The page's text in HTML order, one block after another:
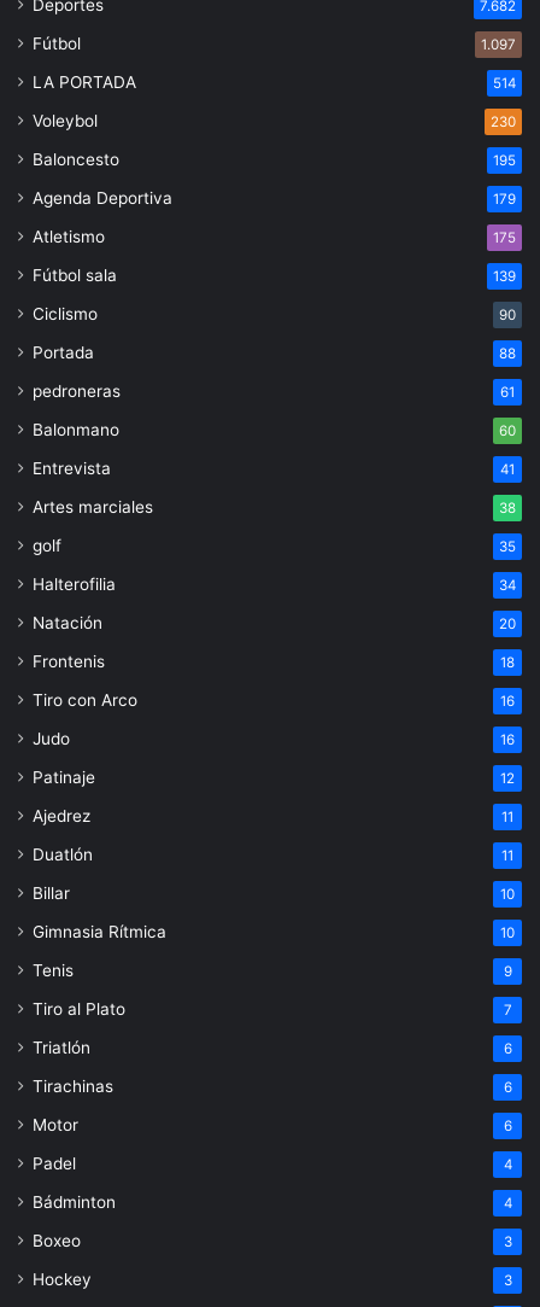
Deportes 7.682
Fútbol 1.097
LA PORTADA 514
Voleybol 230
Baloncesto 195
Agenda Deportiva 179
Atletismo 175
Fútbol sala 139
Ciclismo 90
Portada 88
pedroneras 61
Balonmano 60
Entrevista 41
Artes marciales 38
golf 35
Halterofilia 34
Natación 20
Frontenis 18
Tiro con Arco 16
Judo 16
Patinaje 12
Ajedrez 11
Duatlón 11
Billar 10
Gimnasia Rítmica 10
Tenis 9
Tiro al Plato 7
Triatlón 6
Tirachinas 6
Motor 6
Padel 4
Bádminton 4
Boxeo 3
Hockey 3